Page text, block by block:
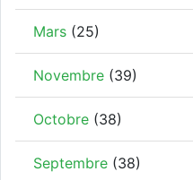
Mars (25)
Novembre (39)
Octobre (38)
Septembre (38)